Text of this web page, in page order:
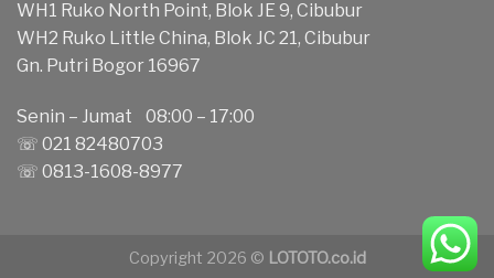
WH1 Ruko North Point, Blok JE 9, Cibubur
WH2 Ruko Little China, Blok JC 21, Cibubur
Gn. Putri Bogor 16967
Senin – Jumat 08:00 – 17:00
☏ 021 82480703
☏ 0813-1608-8977
Copyright 2026 © LOTOTO.co.id